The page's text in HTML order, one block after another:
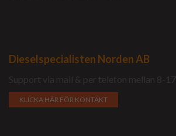
Dieselspecialisten Norden AB
Support via mail & per telefon mellan 8-17.
KLICKA HÄR FÖR KONTAKT